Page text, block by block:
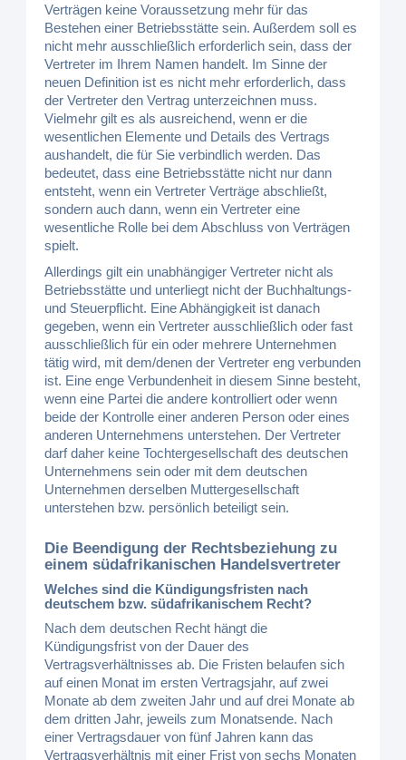
Verträgen keine Voraussetzung mehr für das
Bestehen einer Betriebsstätte sein. Außerdem soll es
nicht mehr ausschließlich erforderlich sein, dass der
Vertreter im Ihrem Namen handelt. Im Sinne der
neuen Definition ist es nicht mehr erforderlich, dass
der Vertreter den Vertrag unterzeichnen muss.
Vielmehr gilt es als ausreichend, wenn er die
wesentlichen Elemente und Details des Vertrags
aushandelt, die für Sie verbindlich werden. Das
bedeutet, dass eine Betriebsstätte nicht nur dann
entsteht, wenn ein Vertreter Verträge abschließt,
sondern auch dann, wenn ein Vertreter eine
wesentliche Rolle bei dem Abschluss von Verträgen
spielt.
Allerdings gilt ein unabhängiger Vertreter nicht als
Betriebsstätte und unterliegt nicht der Buchhaltungs-
und Steuerpflicht. Eine Abhängigkeit ist danach
gegeben, wenn ein Vertreter ausschließlich oder fast
ausschließlich für ein oder mehrere Unternehmen
tätig wird, mit dem/denen der Vertreter eng verbunden
ist. Eine enge Verbundenheit in diesem Sinne besteht,
wenn eine Partei die andere kontrolliert oder wenn
beide der Kontrolle einer anderen Person oder eines
anderen Unternehmens unterstehen. Der Vertreter
darf daher keine Tochtergesellschaft des deutschen
Unternehmens sein oder mit dem deutschen
Unternehmen derselben Muttergesellschaft
unterstehen bzw. persönlich beteiligt sein.
Die Beendigung der Rechtsbeziehung zu
einem südafrikanischen Handelsvertreter
Welches sind die Kündigungsfristen nach
deutschem bzw. südafrikanischem Recht?
Nach dem deutschen Recht hängt die
Kündigungsfrist von der Dauer des
Vertragsverhältnisses ab. Die Fristen belaufen sich
auf einen Monat im ersten Vertragsjahr, auf zwei
Monate ab dem zweiten Jahr und auf drei Monate ab
dem dritten Jahr, jeweils zum Monatsende. Nach
einer Vertragsdauer von fünf Jahren kann das
Vertragsverhältnis mit einer Frist von sechs Monaten